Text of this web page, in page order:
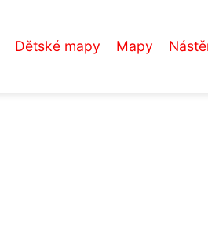
Dětské mapy Mapy